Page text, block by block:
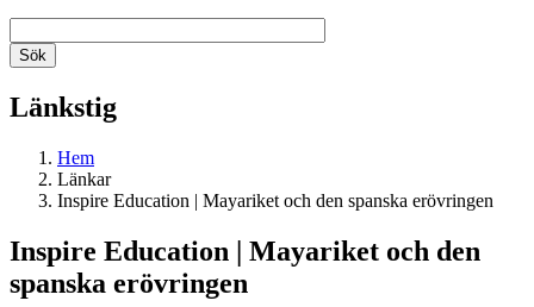
Länkstig
Hem
Länkar
Inspire Education | Mayariket och den spanska erövringen
Inspire Education | Mayariket och den
spanska erövringen